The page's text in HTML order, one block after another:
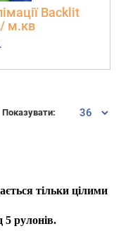
Backlit
/ м.кв
Показувати:
тільки цілими
5 рулонів.